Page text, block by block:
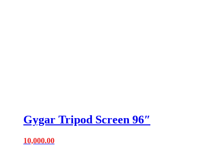
Gygar Tripod Screen 96″
10,000.00